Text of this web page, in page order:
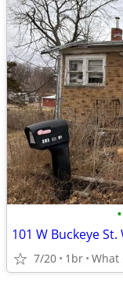
•
101 W Buckeye
7/20 1br What